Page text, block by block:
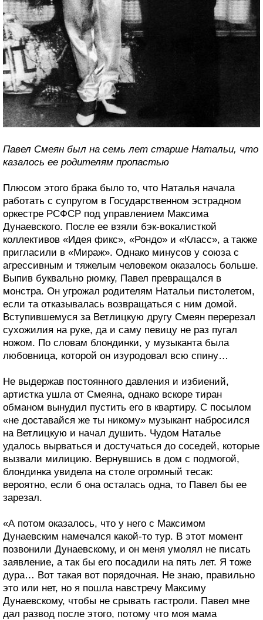
Павел Смеян был на семь лет старше Натальи, что
казалось ее родителям пропастью
Плюсом этого брака было то, что Наталья начала
работать с супругом в Государственном эстрадном
оркестре РСФСР под управлением Максима
Дунаевского. После ее взяли бэк-вокалисткой
коллективов «Идея фикс», «Рондо» и «Класс», а также
пригласили в «Мираж». Однако минусов у союза с
агрессивным и тяжелым человеком оказалось больше.
Выпив буквально рюмку, Павел превращался в
монстра. Он угрожал родителям Натальи пистолетом,
если та отказывалась возвращаться с ним домой.
Вступившемуся за Ветлицкую другу Смеян перерезал
сухожилия на руке, да и саму певицу не раз пугал
ножом. По словам блондинки, у музыканта была
любовница, которой он изуродовал всю спину…
Не выдержав постоянного давления и избиений,
артистка ушла от Смеяна, однако вскоре тиран
обманом вынудил пустить его в квартиру. С посылом
«не доставайся же ты никому» музыкант набросился
на Ветлицкую и начал душить. Чудом Наталье
удалось вырваться и достучаться до соседей, которые
вызвали милицию. Вернувшись в дом с подмогой,
блондинка увидела на столе огромный тесак:
вероятно, если б она осталась одна, то Павел бы ее
зарезал.
«А потом оказалось, что у него с Максимом
Дунаевским намечался какой-то тур. В этот момент
позвонили Дунаевскому, и он меня умолял не писать
заявление, а так бы его посадили на пять лет. Я тоже
дура… Вот такая вот порядочная. Не знаю, правильно
это или нет, но я пошла навстречу Максиму
Дунаевскому, чтобы не срывать гастроли. Павел мне
дал развод после этого, потому что моя мама